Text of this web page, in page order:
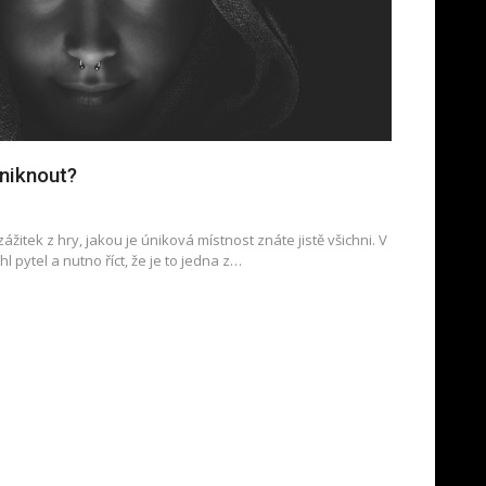
z hry, jakou je úniková místnost znáte jistě všichni. V
pytel a nutno říct, že je to jedna z…